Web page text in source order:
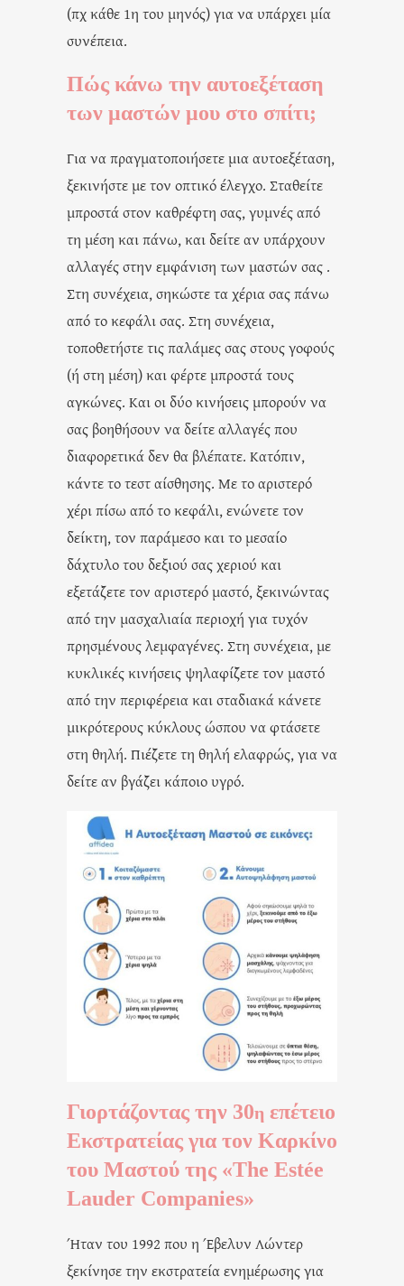
(πχ κάθε 1η του μηνός) για να υπάρχει μία
συνέπεια.
Πώς κάνω την αυτοεξέταση
των μαστών μου στο σπίτι;
Για να πραγματοποιήσετε μια αυτοεξέταση,
ξεκινήστε με τον οπτικό έλεγχο. Σταθείτε
μπροστά στον καθρέφτη σας, γυμνές από
τη μέση και πάνω, και δείτε αν υπάρχουν
αλλαγές στην εμφάνιση των μαστών σας .
Στη συνέχεια, σηκώστε τα χέρια σας πάνω
από το κεφάλι σας. Στη συνέχεια,
τοποθετήστε τις παλάμες σας στους γοφούς
(ή στη μέση) και φέρτε μπροστά τους
αγκώνες. Και οι δύο κινήσεις μπορούν να
σας βοηθήσουν να δείτε αλλαγές που
διαφορετικά δεν θα βλέπατε. Κατόπιν,
κάντε το τεστ αίσθησης. Με το αριστερό
χέρι πίσω από το κεφάλι, ενώνετε τον
δείκτη, τον παράμεσο και το μεσαίο
δάχτυλο του δεξιού σας χεριού και
εξετάζετε τον αριστερό μαστό, ξεκινώντας
από την μασχαλιαία περιοχή για τυχόν
πρησμένους λεμφαγένες. Στη συνέχεια, με
κυκλικές κινήσεις ψηλαφίζετε τον μαστό
από την περιφέρεια και σταδιακά κάνετε
μικρότερους κύκλους ώσπου να φτάσετε
στη θηλή. Πιέζετε τη θηλή ελαφρώς, για να
δείτε αν βγάζει κάποιο υγρό.
Γιορτάζοντας την 30η επέτειο
Εκστρατείας για τον Καρκίνο
του Μαστού της «The Estée
Lauder Companies»
Ήταν του 1992 που η Έβελυν Λώντερ
ξεκίνησε την εκστρατεία ενημέρωσης για